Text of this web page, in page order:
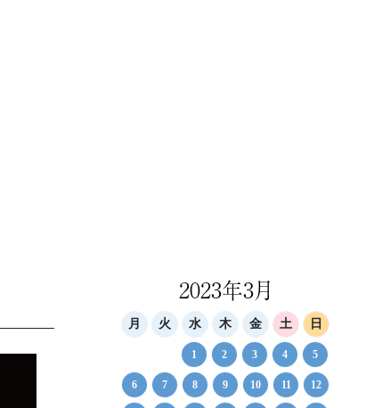
2023年3月
月 火 水 木 金 土 日
1 2 3 4 5
6 7 8 9 10 11 12